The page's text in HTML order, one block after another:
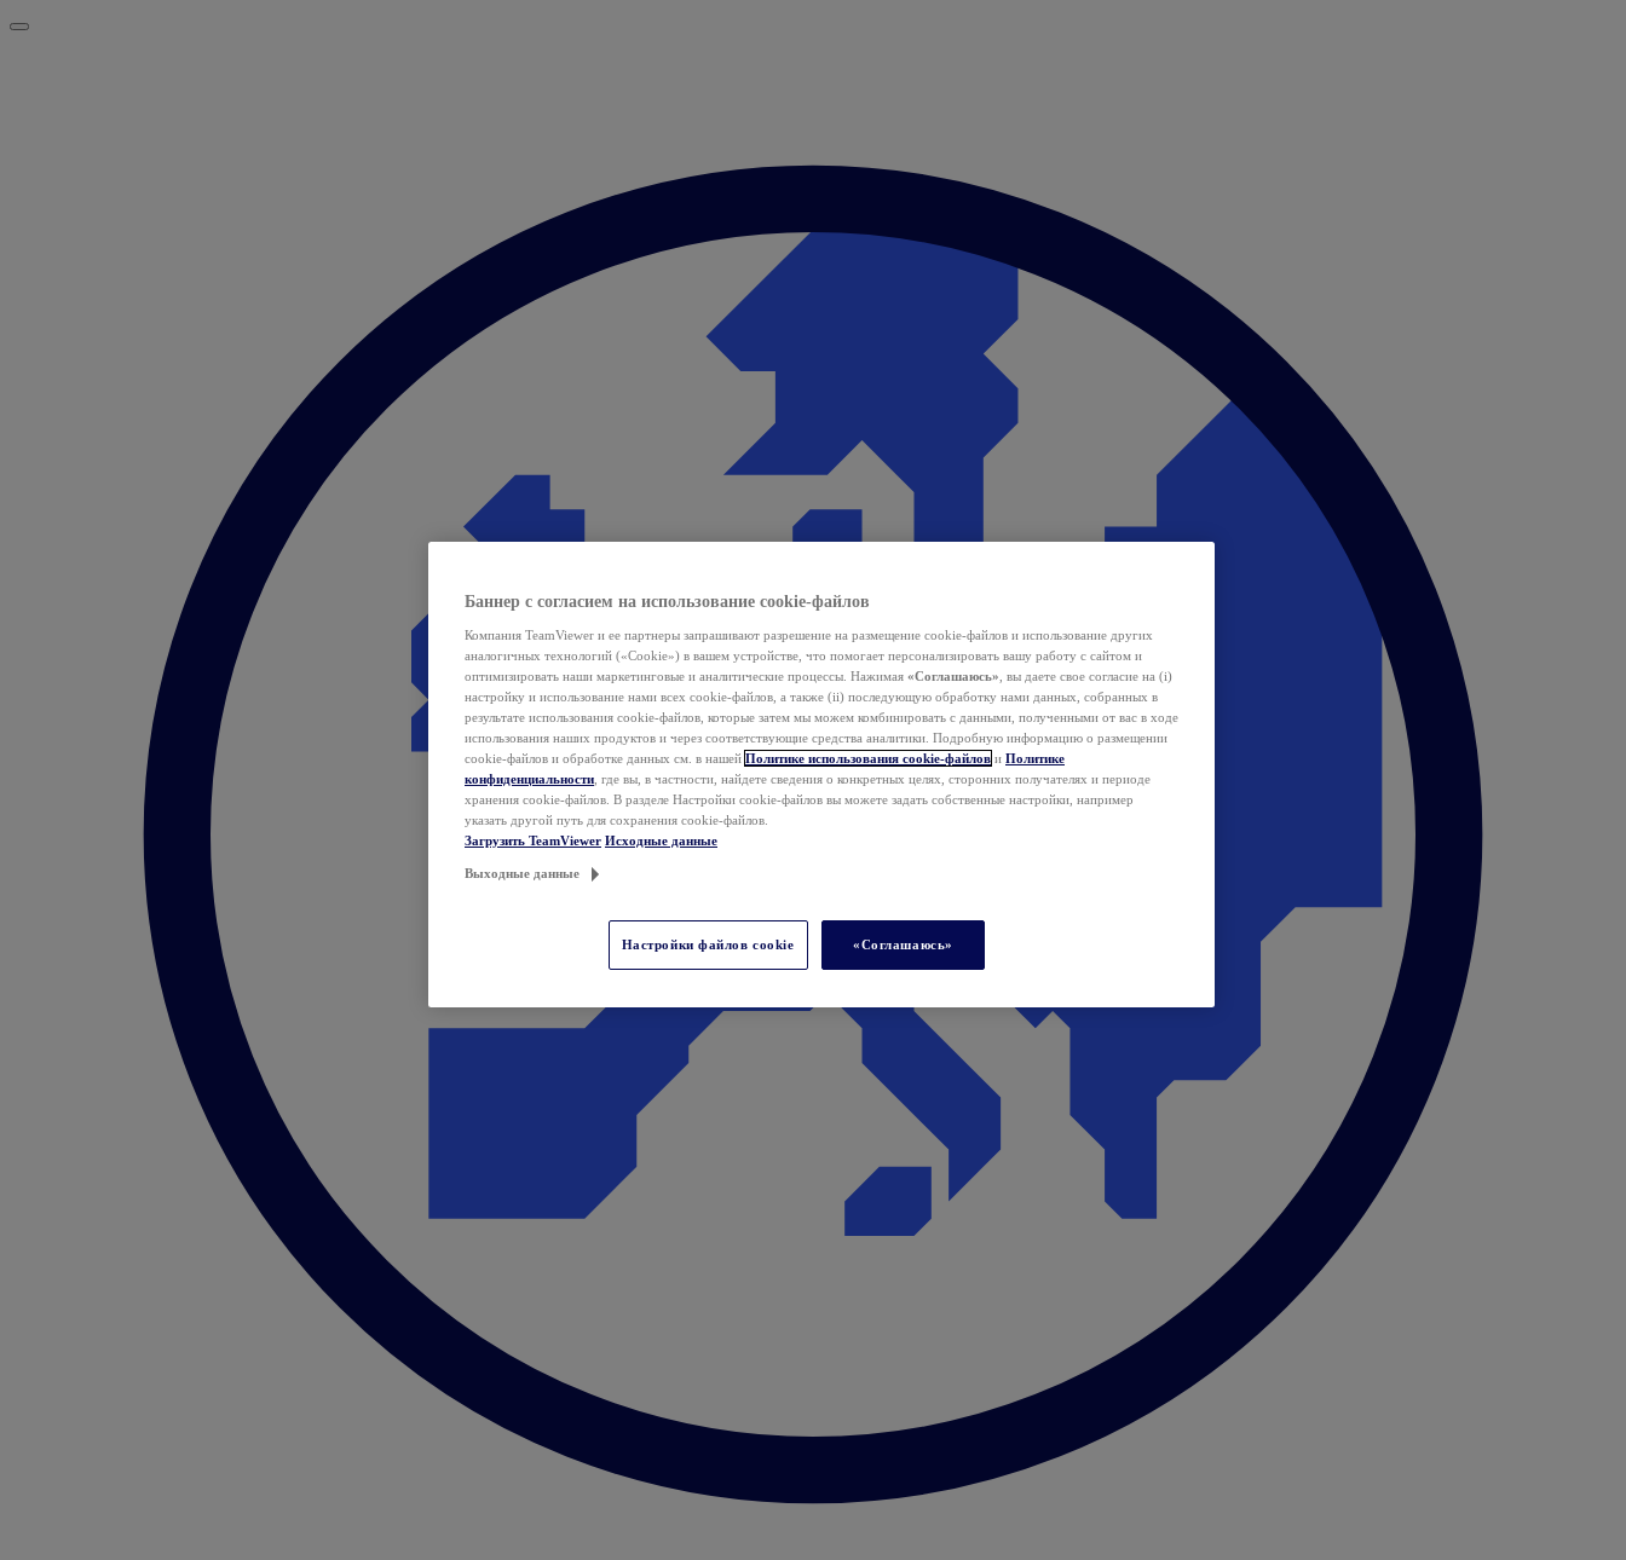
Баннер с согласием на использование cookie-файлов
Компания TeamViewer и ее партнеры запрашивают разрешение на размещение cookie-файлов и использование других
аналогичных технологий («Cookie») в вашем устройстве, что помогает персонализировать вашу работу с сайтом и
оптимизировать наши маркетинговые и аналитические процессы. Нажимая «Соглашаюсь» , вы даете свое согласие на (i)
настройку и использование нами всех cookie-файлов, а также (ii) последующую обработку нами данных, собранных в
результате использования cookie-файлов, которые затем мы можем комбинировать с данными, полученными от вас в ходе
использования наших продуктов и через соответствующие средства аналитики. Подробную информацию о размещении
cookie-файлов и обработке данных см. в нашей Политике использования cookie-файлов и Политике
конфиденциальности , где вы, в частности, найдете сведения о конкретных целях, сторонних получателях и периоде
хранения cookie-файлов. В разделе Настройки cookie-файлов вы можете задать собственные настройки, например
указать другой путь для сохранения cookie-файлов.
Загрузить TeamViewer Исходные данные
Выходные данные
Настройки файлов cookie «Соглашаюсь»